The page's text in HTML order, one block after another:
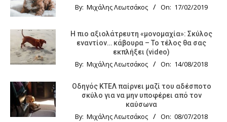
By: Μιχάλης Λεωτσάκος On: 17/02/2019
Η πιο αξιολάτρευτη «μονομαχία»: Σκύλος
εναντίον… κάβουρα – Το τέλος θα σας
εκπλήξει (video)
By: Μιχάλης Λεωτσάκος On: 14/08/2018
Οδηγός KTΕΛ παίρνει μαζί του αδέσποτο
σκύλο για να μην υποφέρει από τον
καύσωνα
By: Μιχάλης Λεωτσάκος On: 08/07/2018